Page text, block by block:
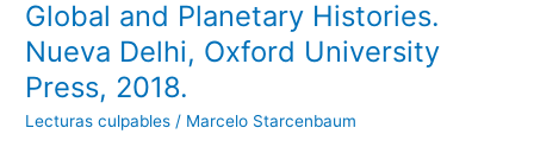
Global and Planetary Histories.
Nueva Delhi, Oxford University
Press, 2018.
Lecturas culpables / Marcelo Starcenbaum
Dipesh.
The
of
Civilization.